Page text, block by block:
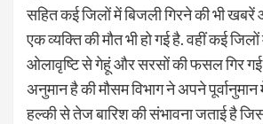
सहित कई जिलों में बिजली गिरने की भी
एक व्यक्ति की मौत भी हो गई है. वहीं कई
ओलावृष्टि से गेहूं और सरसों की फसल गिर गई
अनुमान है की मौसम विभाग ने अपने
हल्की से तेज बारिश की संभावना जताई है